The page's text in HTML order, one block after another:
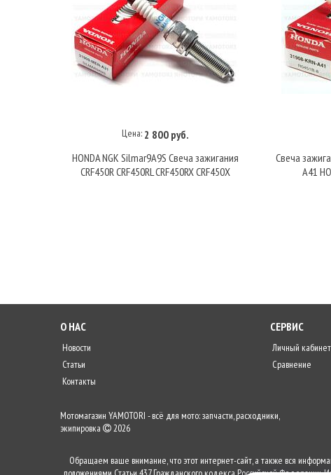
В корзину
Цена: 2 800 руб.
HONDA NGK Silmar9A9S Свеча зажигания
CRF450R CRF450RL CRF450RX CRF450X
Свеча
A41
О НАС
Новости
Статьи
Контакты
СЕРВИС
Личный кабинет
Сравнение
Мотомагазин YAMOTORI - всё для мото: запчасти, расходники,
экипировка
2026
Обращаем ваше внимание, что этот интернет-сайт, а также вся